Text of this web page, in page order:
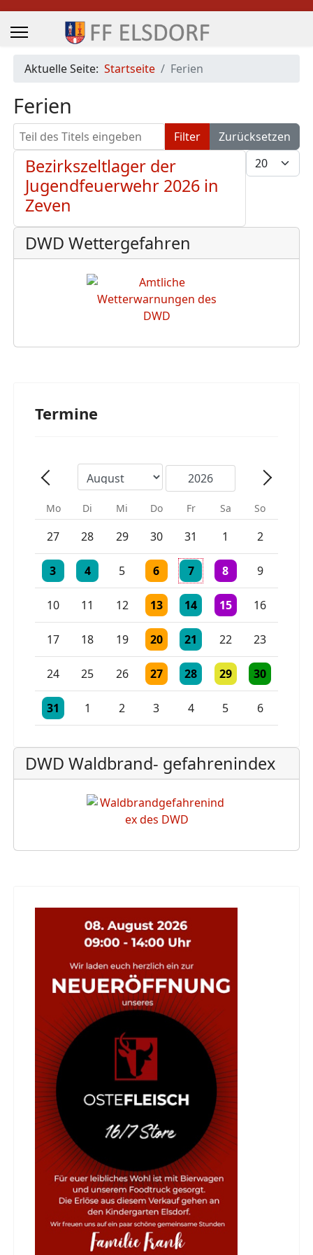
Aktuelle Seite: Startseite Ferien
Ferien
Teil des Titels eingeben Filter
Zurücksetzen
Anzeige #
Bezirkszeltlager der
Jugendfeuerwehr 2026 in
Zeven
DWD Wettergefahren
Termine
Mo Di Mi Do Fr Sa So
27 28 29 30
Einzelne Veranstaltung
31
Einzelne Veranstaltung
1 2
3
Einzelne Veranstaltung
4
Einzelne Veranstaltung
5 6
Einzelne Veranstaltung
7
Einzelne Veranstaltung
8
2 Veranstaltungen
9
10 11 12 13
Einzelne Veranstaltung
14
Einzelne Veranstaltung
15
Einzelne16
17 18 19 20
Einzelne Veranstaltung
21
Einzelne Veranstaltung
22 23
24 25 26 27
Einzelne Veranstaltung
28
Einzelne Veranstaltung
29
Einzelne30
Einzelne
31
Einzelne Veranstaltung
1 2 3
Einzelne Veranstaltung
4
Einzelne Veranstaltung
5 6
DWD Waldbrand- gefahrenindex